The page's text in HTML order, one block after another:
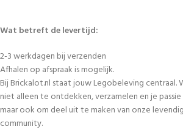
Wat betreft de levertijd:
2-3 werkdagen bij verzenden
Afhalen op afspraak is mogelijk.
Bij Brickalot.nl staat jouw Legobeleving centraal.
niet alleen te ontdekken, verzamelen en je
maar ook om deel uit te maken van onze
community.